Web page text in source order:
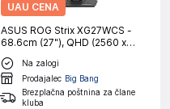
UAU CENA
ASUS ROG Strix XG27WCS -
68.6cm (27"), QHD (2560 x
1440), Fast VA, 1500R, 180Hz
ukrivljen gaming monitor
Na zalogi
Prodajalec Big Bang
Brezplačna poštnina za člane
kluba